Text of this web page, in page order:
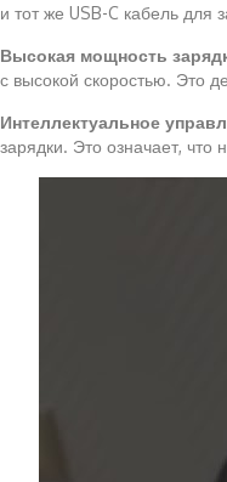
и тот же USB-C кабель для
Высокая мощность
с высокой скоростью. Это
Интеллектуальное
зарядки. Это означает, что